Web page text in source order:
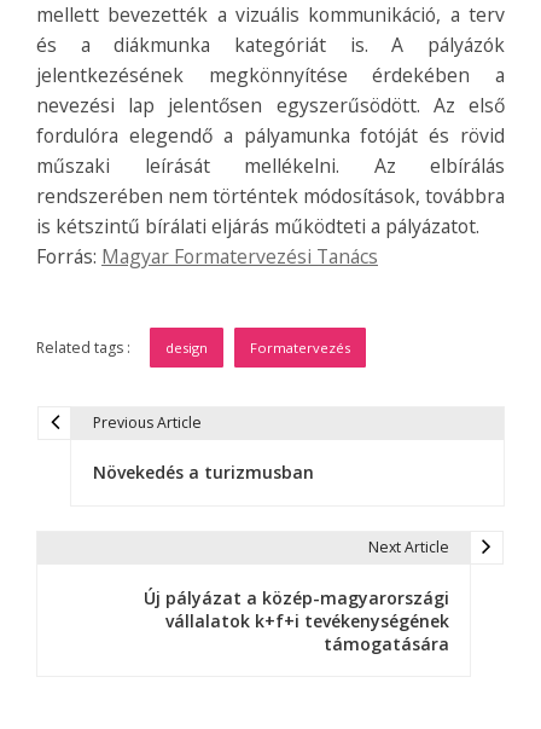
mellett bevezették a vizuális kommunikáció, a terv
és a diákmunka kategóriát is. A pályázók
jelentkezésének megkönnyítése érdekében a
nevezési lap jelentősen egyszerűsödött. Az első
fordulóra elegendő a pályamunka fotóját és rövid
műszaki leírását mellékelni. Az elbírálás
rendszerében nem történtek módosítások, továbbra
is kétszintű bírálati eljárás működteti a pályázatot.
Forrás: Magyar Formatervezési Tanács
Related tags : design Formatervezés
Previous Article
Növekedés a turizmusban
Next Article
Új pályázat a közép-magyarországi
vállalatok k+f+i tevékenységének
támogatására